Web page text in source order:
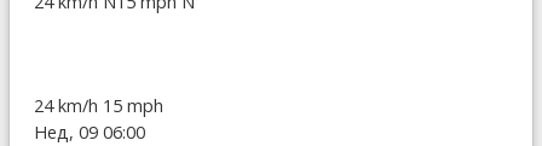
24 km/h 15 mph
Нед, 09 06:00